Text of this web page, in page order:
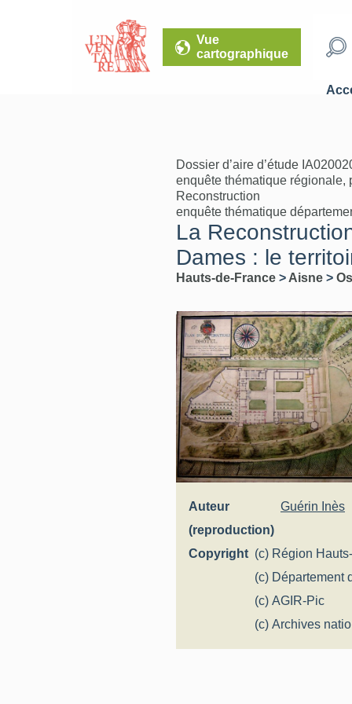
Vue
cartographique
Dossier d’aire d’étude
enquête thématique régionale,
Reconstruction
enquête thématique
La
Dames : le
Hauts-de-France > Aisne >
Auteur
(reproduction)
Guérin Inès
Copyright (c) Région
Inventaire
(c) Département
(c) AGIR-Pic
(c) Archives